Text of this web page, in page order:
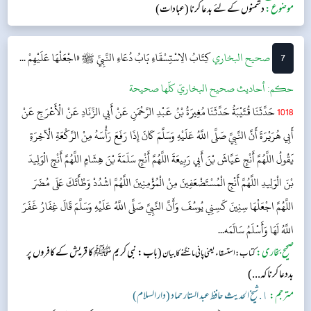
موضوع:دشمنوں کے لئے بدعا کرنا (عبادات)
7 ‌‌صحيح البخاريکِتَابُ الِاسْتِسْقَاءِبَابُ دُعَاءِ النَّبِيِّ ﷺ «اجْعَلْهَا عَلَيْهِمْ ...
حکم:أحاديث صحيح البخاريّ كلّها صحيحة
1018حَدَّثَنَا قُتَيْبَةُ حَدَّثَنَا مُغِيرَةُ بْنُ عَبْدِ الرَّحْمَنِ عَنْ أَبِي الزِّنَادِ عَنْ الْأَعْرَجِ عَنْ
أَبِي هُرَيْرَةَ أَنَّ النَّبِيَّ صَلَّى اللَّهُ عَلَيْهِ وَسَلَّمَ كَانَ إِذَا رَفَعَ رَأْسَهُ مِنْ الرَّكْعَةِ الْآخِرَةِ
يَقُولُ اللَّهُمَّ أَنْجِ عَيَّاشَ بْنَ أَبِي رَبِيعَةَ اللَّهُمَّ أَنْجِ سَلَمَةَ بْنَ هِشَامٍ اللَّهُمَّ أَنْجِ الْوَلِيدَ
بْنَ الْوَلِيدِ اللَّهُمَّ أَنْجِ الْمُسْتَضْعَفِينَ مِنْ الْمُؤْمِنِينَ اللَّهُمَّ اشْدُدْ وَطْأَتَكَ عَلَى مُضَرَ
اللَّهُمَّ اجْعَلْهَا سِنِينَ كَسِنِي يُوسُفَ وَأَنَّ النَّبِيَّ صَلَّى اللَّهُ عَلَيْهِ وَسَلَّمَ قَالَ غِفَارُ غَفَرَ
اللَّهُ لَهَا وَأَسْلَمُ سَالَمَه...
صحیح بخاری:کتاب: استسقاء یعنی پانی مانگنے کا بیان(باب: نبی کریم ﷺ کا قریش کے کافروں پر
بددعا کرنا کہ...)
مترجم: ١. شیخ الحدیث حافظ عبد الستار حماد (دار السلام)